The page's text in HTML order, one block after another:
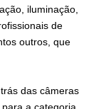
iluminação,
de
outros, que
das câmeras